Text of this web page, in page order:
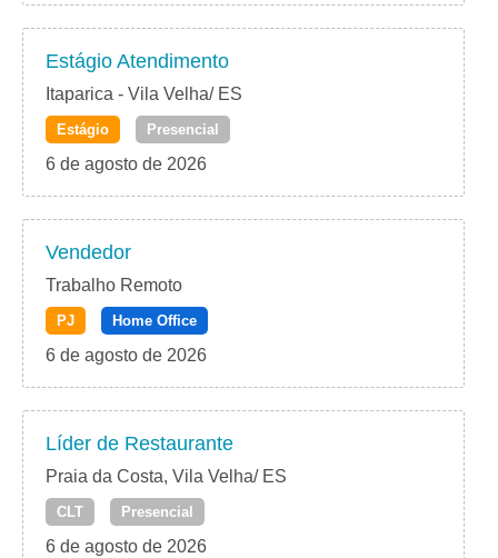
Estágio Atendimento
Itaparica - Vila Velha/ ES
Estágio Presencial
6 de agosto de 2026
Vendedor
Trabalho Remoto
PJ Home Office
6 de agosto de 2026
Líder de Restaurante
Praia da Costa, Vila Velha/ ES
CLT Presencial
6 de agosto de 2026